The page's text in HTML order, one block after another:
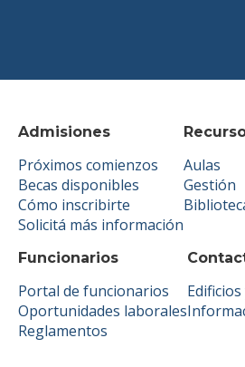
Admisiones
Próximos comienzos
Becas disponibles
Cómo inscribirte
Solicitá más información
Aulas
Gestión
Funcionarios
Portal de funcionarios
Oportunidades laborales
Reglamentos